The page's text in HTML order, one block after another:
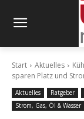
Start Aktuelles
sparen Platz und
Aktuelles Ratgeber
Strom, Gas, Öl & Wasser